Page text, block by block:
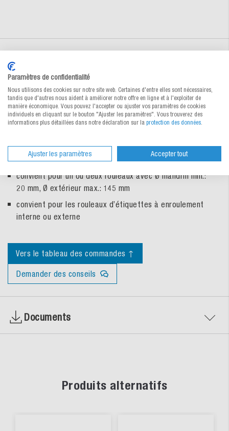
Distributeur d'étiquettes
Les étiquettes sont ainsi toujours à portée de main.
modèle solide en tôle d’acier
convient pour un ou deux rouleaux avec Ø mandrin min.:
20 mm, Ø extérieur max.: 145 mm
convient pour les rouleaux d’étiquettes à enroulement
interne ou externe
Vers le tableau des commandes ↑
Demander des conseils
Documents
Produits alternatifs
Paramètres de confidentialité
Nous utilisons des cookies sur notre site web. Certaines d'entre elles sont nécessaires,
tandis que d'autres nous aident à améliorer notre offre en ligne et à l'exploiter de
manière économique. Vous pouvez l'accepter ou ajuster vos paramètres de cookies
individuels en cliquant sur le bouton "Ajuster les paramètres". Vous trouverez des
informations plus détaillées dans notre déclaration sur la protection des données
Ajuster les paramètres Accepter tout